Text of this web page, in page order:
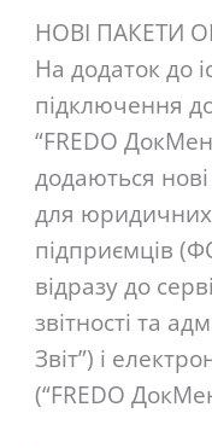
НОВІ ПАКЕТИ
На додаток до
підключення до
“FREDO
додаються нові
для юридичних
підприємців
відразу до
звітності та
Звіт”) і
(“FREDO
“FREDO”